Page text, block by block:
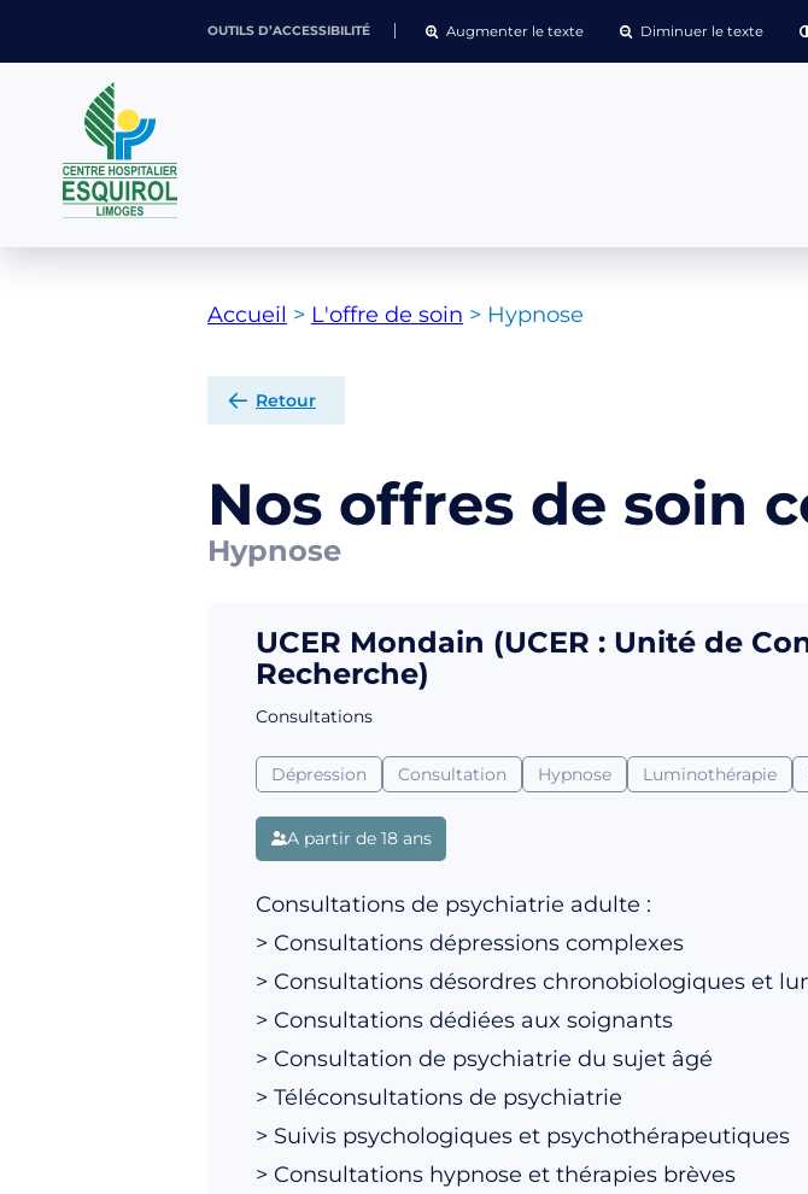
OUTILS D’ACCESSIBILITÉ Augmenter le texte Diminuer le texte
Accueil > L'offre de soin > Hypnose
Retour
Nos offres de soin
Hypnose
UCER Mondain (UCER : Unité de
Recherche)
Consultations
Dépression Consultation Hypnose Luminothérapie
A partir de 18 ans
Consultations de psychiatrie adulte :
> Consultations dépressions complexes
> Consultations désordres chronobiologiques et
> Consultations dédiées aux soignants
> Consultation de psychiatrie du sujet âgé
> Téléconsultations de psychiatrie
> Suivis psychologiques et psychothérapeutiques
> Consultations hypnose et thérapies brèves